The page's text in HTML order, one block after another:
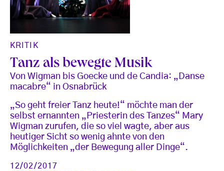
KRITIK
Tanz als bewegte Musik
Von Wigman bis Goecke und de Candia: „Danse
macabre“ in Osnabrück
„So geht freier Tanz heute!“ möchte man der
selbst ernannten „Priesterin des Tanzes“ Mary
Wigman zurufen, die so viel wagte, aber aus
heutiger Sicht so wenig ahnte von den
Möglichkeiten „der Bewegung aller Dinge“.
12/02/2017